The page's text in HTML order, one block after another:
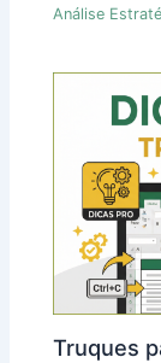
Análise
Truques